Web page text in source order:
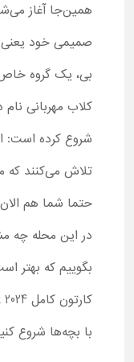
همین‌جا آغاز
صمیمی خود
بی، یک گروه خاص
کلاب مهربانی
شروع کرده است:
تلاش می‌کنند که
حتما شما هم
در این محله چه
بگوییم که بهتر
با بچه‌ها شروع